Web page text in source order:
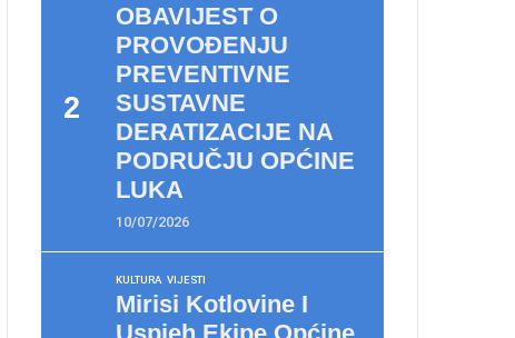
OBAVIJEST O
PROVOĐENJU
PREVENTIVNE
SUSTAVNE
DERATIZACIJE NA
PODRUČJU OPĆINE
LUKA
10/07/2026
KULTURA VIJESTI
Mirisi Kotlovine I
Uspjeh Ekipe Općine